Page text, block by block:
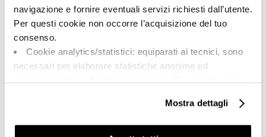
navigazione e fornire eventuali servizi richiesti dall’utente.
Per questi cookie non occorre l’acquisizione del tuo
consenso.
Cookie analytics/statistici: equiparati ai tecnici, sono
necessari per elaborare statistiche anonime ed
Cookie di profilazione/marketing: sono utilizzati, solo
previo tuo consenso, per esaminare le tue abitudini di
Mostra dettagli
Типология:
Фон
Формат:
Внешний вид поверхности:
Матовый
Разнотон: